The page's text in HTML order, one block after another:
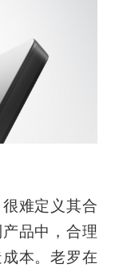
难定义其合
品中，合理
本。老罗在